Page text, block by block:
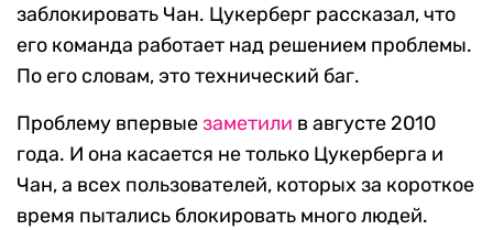
заблокировать Чан. Цукерберг рассказал, что
его команда работает над решением проблемы.
По его словам, это технический баг.
Проблему впервыезаметили в августе 2010
года. И она касается не только Цукерберга и
Чан, а всех пользователей, которых за короткое
время пытались блокировать много людей.